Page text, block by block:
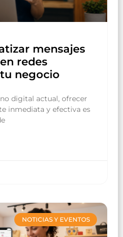
mensajes
redes
negocio
digital actual, ofrecer
inmediata y efectiva es
NOTICIAS Y EVENTOS